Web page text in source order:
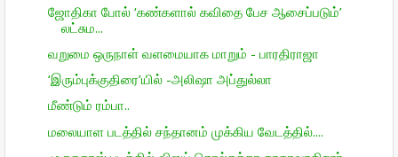
ஜோதிகா போல் ‘கண்களால் கவிதை பேச ஆசைப்படும்’
லட்சும...
வறுமை ஒருநாள் வளமையாக மாறும் - பாரதிராஜா
‘இரும்புக்குதிரை’யில் -அலிஷா அப்துல்லா
மீண்டும் ரம்பா..
மலையாள படத்தில் சந்தானம் முக்கிய வேடத்தில்....